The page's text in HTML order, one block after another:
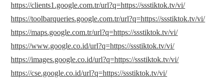
https://clients1.google.com.tr/url?q=https://ssstiktok.tv/vi/
https://toolbarqueries.google.com.tr/url?q=https://ssstiktok.tv/vi/
https://maps.google.com.tr/url?q=https://ssstiktok.tv/vi/
https://www.google.co.id/url?q=https://ssstiktok.tv/vi/
https://images.google.co.id/url?q=https://ssstiktok.tv/vi/
https://cse.google.co.id/url?q=https://ssstiktok.tv/vi/